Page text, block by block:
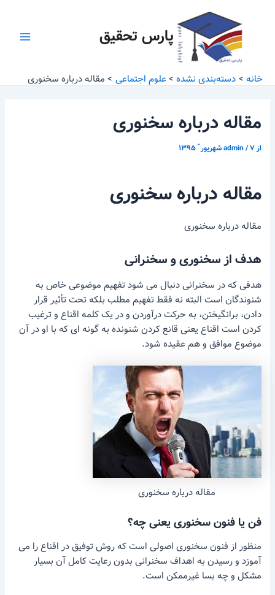
پارس تحقیق
خانه دسته‌بندی نشده علوم اجتماعی مقاله درباره سخنوری
مقاله درباره سخنوری
از admin/۷ شهریور ّ ۱۳۹۵
مقاله درباره سخنوری
مقاله درباره سخنوری
هدف از سخنوری و سخنرانی
هدفی که در سخنرانی دنبال می شود تفهیم موضوعی خاص به
شنوندگان است البته نه فقط تفهیم مطلب بلکه تحت تأثیر قرار
دادن، برانگیختن، به حرکت درآوردن و در یک کلمه اقناع و ترغیب
کردن است اقناع یعنی قانع کردن شنونده به گونه ای که با او در آن
موضوع موافق و هم عقیده شود.
مقاله درباره سخنوری
فن یا فنون سخنوری یعنی چه؟
منظور از فنون سخنوری اصولی است که روش توفیق در اقناع را می
آموزد و رسیدن به اهداف سخنرانی بدون رعایت کامل آن بسیار
مشکل و چه بسا غیرممکن است.